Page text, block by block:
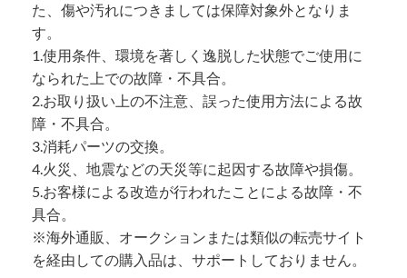
た、傷や汚れにつきましては保障対象外となりま
す。
1.使用条件、環境を著しく逸脱した状態でご使用に
なられた上での故障・不具合。
2.お取り扱い上の不注意、誤った使用方法による故
障・不具合。
3.消耗パーツの交換。
4.火災、地震などの天災等に起因する故障や損傷。
5.お客様による改造が行われたことによる故障・不
具合。
※海外通販、オークションまたは類似の転売サイト
を経由しての購入品は、サポートしておりません。